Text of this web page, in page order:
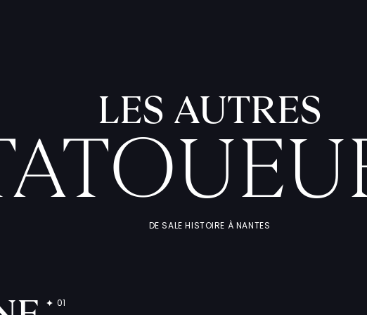
LES AUTRES
DE SALE HISTOIRE À NANTES